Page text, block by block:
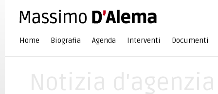
Home Biografia Agenda Interventi Documenti